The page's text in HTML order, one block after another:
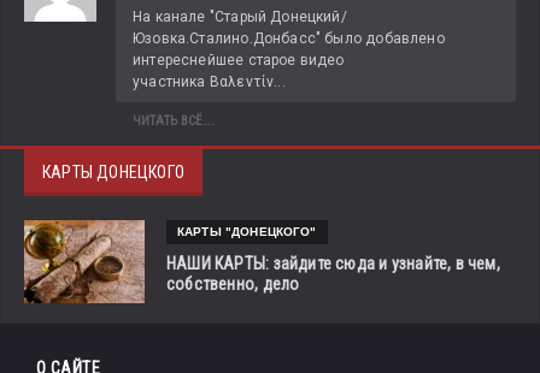
На канале "Старый Донецкий/
Юзовка.Сталино.Донбасс" было добавлено
интереснейшее старое видео
участника Βαλεντίν...
ЧИТАТЬ ВСЁ...
КАРТЫ ДОНЕЦКОГО
КАРТЫ "ДОНЕЦКОГО"
НАШИ КАРТЫ: зайдите сюда и узнайте, в чем,
собственно, дело
О САЙТЕ